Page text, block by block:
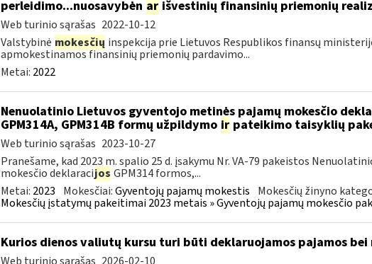
perleidimo...nuosavybėn arišvestinių finansinių priemonių
Web turinio sąrašas 2022-10-12
Valstybinė mokesčių inspekcija prie Lietuvos Respublikos finansų
apmokestinamos finansinių priemonių pardavimo...
Metai: 2022
Nenuolatinio Lietuvos gyventojo metinės pajamų mokesčio
GPM314A, GPM314B formų užpildymo irpateikimo taisyklių
Web turinio sąrašas 2023-10-27
Pranešame, kad 2023 m. spalio 25 d. įsakymu Nr. VA-79 pakeistos
mokesčio deklaracijos GPM314 formos,...
Metai: 2023 Mokesčiai:Gyventojų pajamų mokestis Mokesčių žinyno
Mokesčių įstatymų pakeitimai 2023 metais » Gyventojų pajamų mokesčio
Kurios dienos valiutų kursu turi būti deklaruojamos pajamos bei